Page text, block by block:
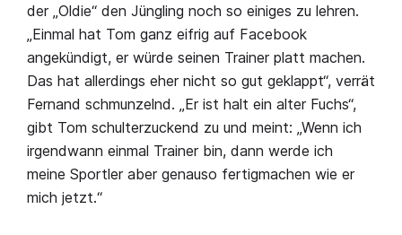
der „Oldie“ den Jüngling noch so einiges zu lehren.
„Einmal hat Tom ganz eifrig auf Facebook
angekündigt, er würde seinen Trainer platt machen.
Das hat allerdings eher nicht so gut geklappt“, verrät
Fernand schmunzelnd. „Er ist halt ein alter Fuchs“,
gibt Tom schulterzuckend zu und meint: „Wenn ich
irgendwann einmal Trainer bin, dann werde ich
meine Sportler aber genauso fertigmachen wie er
mich jetzt.“